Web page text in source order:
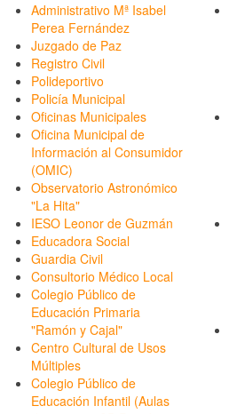
Administrativo Mª Isabel
Perea Fernández
Juzgado de Paz
Registro Civil
Polideportivo
Policía Municipal
Oficinas Municipales
Oficina Municipal de
Información al Consumidor
(OMIC)
Observatorio Astronómico
"La Hita"
IESO Leonor de Guzmán
Educadora Social
Guardia Civil
Consultorio Médico Local
Colegio Público de
Educación Primaria
"Ramón y Cajal"
Centro Cultural de Usos
Múltiples
Colegio Público de
Educación Infantil (Aulas